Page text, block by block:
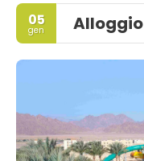
05
gen Alloggio